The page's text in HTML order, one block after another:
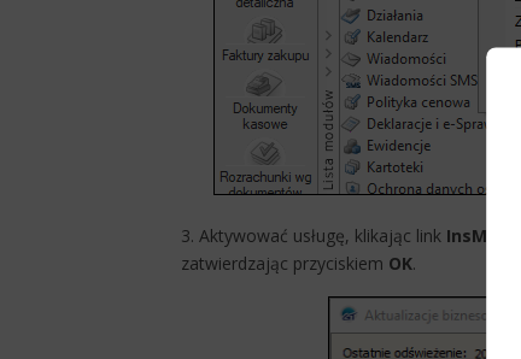
3. Aktywować usługę, klikając link InsMAIL
zatwierdzając przyciskiem OK.